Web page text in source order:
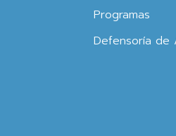
Programas
Defensoría de